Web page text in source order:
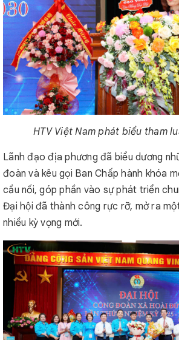
HTV Việt Nam phát biểu tham
Lãnh đạo địa phương đã biểu dương
đoàn và kêu gọi Ban Chấp hành khóa
cầu nối, góp phần vào sự phát triển
Đại hội đã thành công rực rỡ, mở ra
nhiều kỳ vọng mới.